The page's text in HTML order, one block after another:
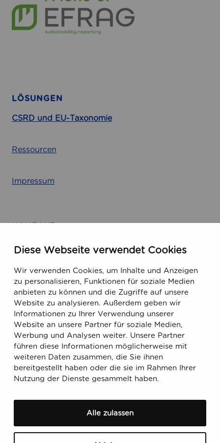
Diese Webseite verwendet Cookies
Wir verwenden Cookies, um Inhalte und Anzeigen
zu personalisieren, Funktionen für soziale Medien
anbieten zu können und die Zugriffe auf unsere
Website zu analysieren. Außerdem geben wir
Informationen zu Ihrer Verwendung unserer
Website an unsere Partner für soziale Medien,
Werbung und Analysen weiter. Unsere Partner
führen diese Informationen möglicherweise mit
weiteren Daten zusammen, die Sie ihnen
bereitgestellt haben oder die sie im Rahmen Ihrer
Nutzung der Dienste gesammelt haben.
Alle zulassen
LÖSUNGEN
CSRD und EU-Taxonomie
Ressourcen
Impressum
KONTAKT
FIN-00100 Helsinki, Finnland
USA
470 Ramona Street
Palo Alto, CA 94301, USA
Email
support@ecobiomanager.com
+358 20 756 9455